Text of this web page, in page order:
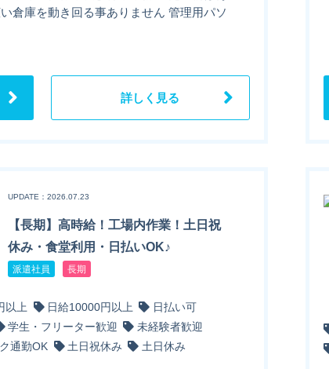
倉庫を動き回る事ありません 管理用パソ
詳しく見る
UPDATE：2026.07.23
【長期】高時給！工場内作業！土日祝
休み・食堂利用・日払いOK♪
派遣社員 長期
以上 日給10000円以上
日払い可
学生・フリーター歓迎
未経験者歓迎
通勤OK 土日祝休み 土日休み